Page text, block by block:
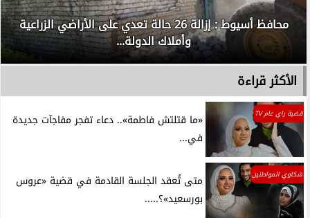
محافظ أسيوط : إزالة 26 حالة تعدي على الأراضي الزراعية
وأملاك الدولة...
الأكثر قراءة
قضية راي عام TV
«ما قتلتش فاطمة».. دعاء تفجر مفاجآت جديدة
في...
شكاوي المواطنين
متى تُعقد الجلسة القادمة في قضية «عروس
بورسعيد»؟.....